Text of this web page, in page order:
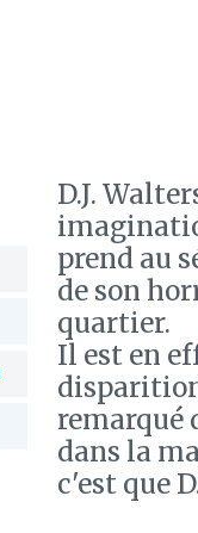
D.J.
prend au
de son
quartier.
Il est en
remarqué
dans la
c'est que